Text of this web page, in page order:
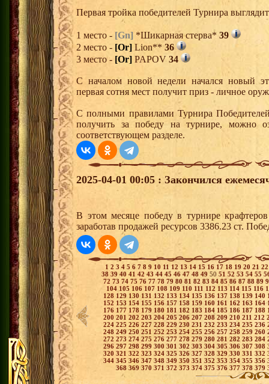
Первая тройка победителей Турнира
1 место - [Gn] *Шикарная стерва* 39
2 место - [Or] Lion** 36
3 место - [Or] PAPOV 34
С началом новой недели начался новый
первая сотня мест получит приз - личное
С полными правилами Турнира
получить за победу на турнире, можно
соответствующем разделе.
2025-04-01 00:05 : Закончился
В этом месяце победу в турнире
заработав продажей ресурсов 3386.23 ст.
1 2 3 4 5 6 7 8 9 10 11 12 13 14 15 16 17 18 19 20 21
38 39 40 41 42 43 44 45 46 47 48 49 50 51 52 53 54 55
72 73 74 75 76 77 78 79 80 81 82 83 84 85 86 87 88 89
104 105 106 107 108 109 110 111 112 113 114 115 116
128 129 130 131 132 133 134 135 136 137 138 139 140
152 153 154 155 156 157 158 159 160 161 162 163 164
176 177 178 179 180 181 182 183 184 185 186 187 188
200 201 202 203 204 205206 207 208 209 210 211 212
224 225 226 227 228 229 230 231 232 233 234 235 236
248 249 250 251 252 253 254 255 256 257 258 259 260
272 273 274 275 276 277 278 279 280 281 282 283 284
296 297 298 299 300 301 302 303 304 305 306 307 308
320 321 322 323 324 325 326 327 328 329 330 331 332
344 345 346 347 348 349 350 351 352 353 354 355 356
368 369 370 371 372 373 374 375 376 377 378 379